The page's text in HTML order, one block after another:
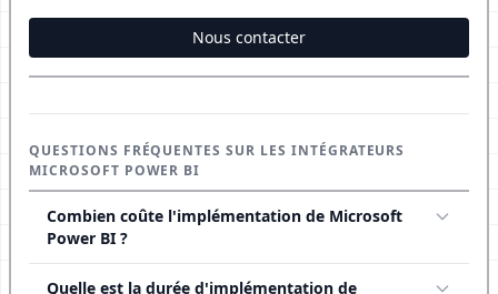
Nous contacter
QUESTIONS FRÉQUENTES SUR LES INTÉGRATEURS
MICROSOFT POWER BI
Combien coûte l'implémentation de Microsoft
Power BI ?
Quelle est la durée d'implémentation de